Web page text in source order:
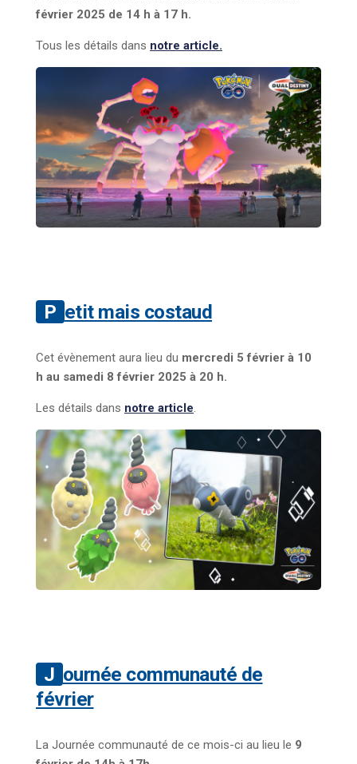
février 2025 de 14 h à 17 h.
Tous les détails dans notre article.
Petit mais costaud
Cet évènement aura lieu du mercredi 5 février à 10
h au samedi 8 février 2025 à 20 h.
Les détails dans notre article.
Journée communauté de
février
La Journée communauté de ce mois-ci au lieu le 9